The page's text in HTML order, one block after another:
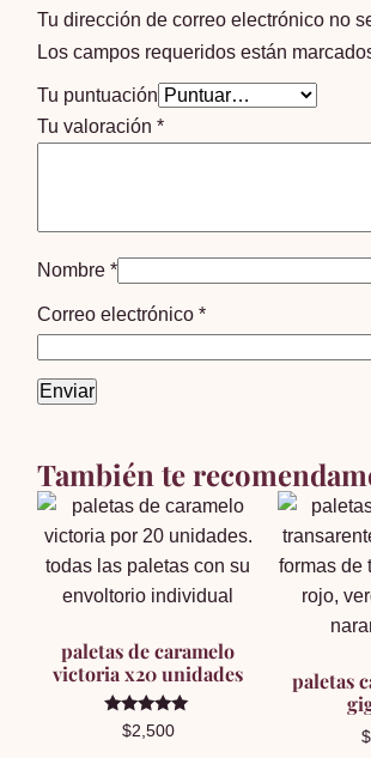
Tu dirección de correo electrónico no
Los campos requeridos están
Tu puntuación
Tu valoración*
Nombre*
Correo electrónico*
También te
paletas de caramelo
victoria x20 unidades
Valorado en
5.00
$2,500
paletas
$